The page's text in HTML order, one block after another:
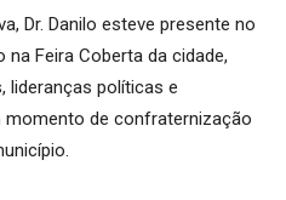
Dr. Danilo esteve presente no
Feira Coberta da cidade,
lideranças políticas e
momento de confraternização